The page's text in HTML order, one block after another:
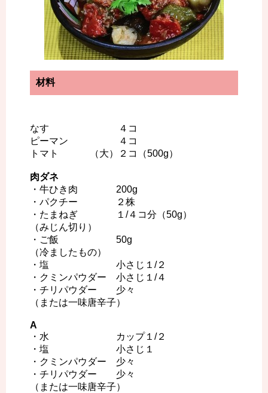
材料
なす ４コ
ピーマン ４コ
トマト （大）２コ（500g）
肉ダネ
・牛ひき肉 200g
・パクチー ２株
・たまねぎ １/４コ分（50g）
（みじん切り）
・ご飯 50g
（冷ましたもの）
・塩 小さじ１/２
・クミンパウダー 小さじ１/４
・チリパウダー 少々
（または一味唐辛子）
A
・水 カップ１/２
・塩 小さじ１
・クミンパウダー 少々
・チリパウダー 少々
（または一味唐辛子）